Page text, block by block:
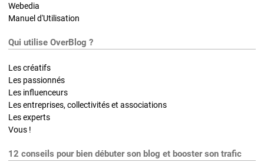
Webedia
Manuel d'Utilisation
Qui utilise OverBlog ?
Les créatifs
Les passionnés
Les influenceurs
Les entreprises, collectivités et associations
Les experts
Vous !
12 conseils pour bien débuter son blog et booster son trafic